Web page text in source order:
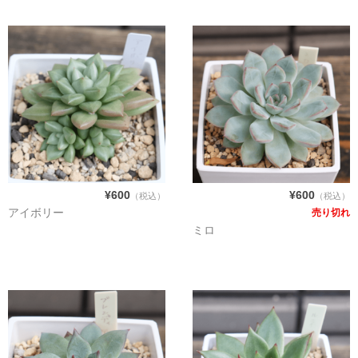
¥600（税込）
アイボリー
¥600（税込）
売り切れ
ミロ